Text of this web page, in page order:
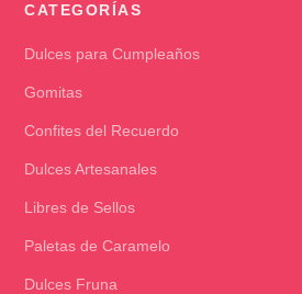
CATEGORÍAS
Dulces para Cumpleaños
Gomitas
Confites del Recuerdo
Dulces Artesanales
Libres de Sellos
Paletas de Caramelo
Dulces Fruna